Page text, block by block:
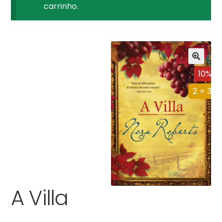
carrinho.
10%
2 = 3
A Villa